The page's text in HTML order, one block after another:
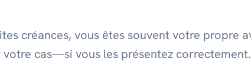
créances, vous êtes souvent votre propre
votre cas—si vous les présentez correctement.